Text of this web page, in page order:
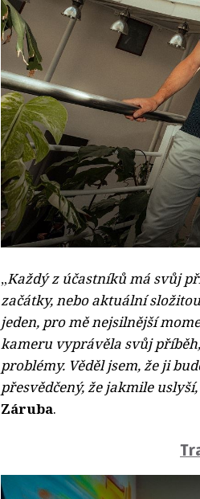
„Každý z účastníků má svůj
začátky, nebo aktuální
jeden, pro mě nejsilnější
kameru vyprávěla svůj
problémy. Věděl jsem, že ji
přesvědčený, že jakmile
Záruba.